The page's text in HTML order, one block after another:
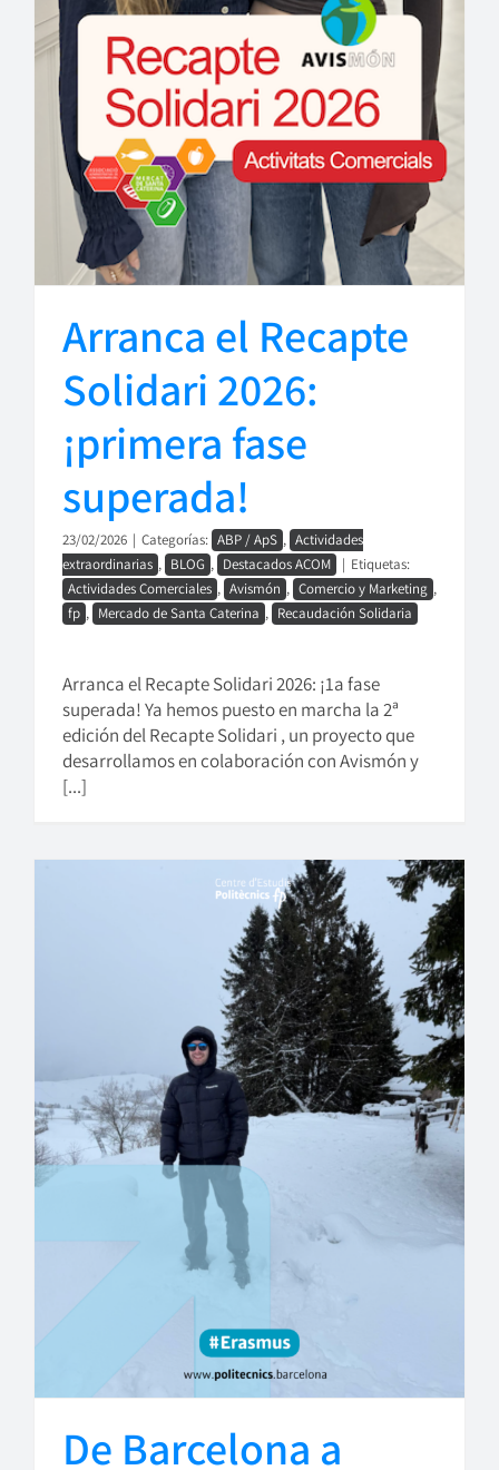
Arranca el Recapte
Solidari 2026:
¡primera fase
superada!
23/02/2026 | Categorías: ABP / ApS , Actividades
extraordinarias , BLOG , Destacados ACOM | Etiquetas:
Actividades Comerciales , Avismón , Comercio y Marketing ,
fp , Mercado de Santa Caterina , Recaudación Solidaria
Arranca el Recapte Solidari 2026: ¡1a fase
superada! Ya hemos puesto en marcha la 2ª
edición del Recapte Solidari , un proyecto que
desarrollamos en colaboración con Avismón y
[...]
De Barcelona a